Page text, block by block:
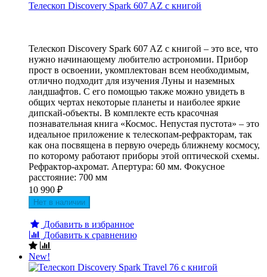
Телескоп Discovery Spark 607 AZ с книгой
Телескоп Discovery Spark 607 AZ с книгой – это все, что
нужно начинающему любителю астрономии. Прибор
прост в освоении, укомплектован всем необходимым,
отлично подходит для изучения Луны и наземных
ландшафтов. С его помощью также можно увидеть в
общих чертах некоторые планеты и наиболее яркие
дипскай-объекты. В комплекте есть красочная
познавательная книга «Космос. Непустая пустота» – это
идеальное приложение к телескопам-рефракторам, так
как она посвящена в первую очередь ближнему космосу,
по которому работают приборы этой оптической схемы.
Рефрактор-ахромат. Апертура: 60 мм. Фокусное
расстояние: 700 мм
10 990 ₽
Нет в наличии
Добавить в избранное
Добавить к сравнению
New!